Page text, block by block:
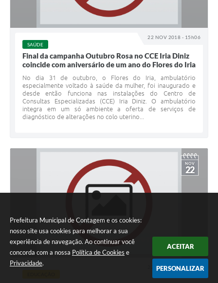
Prefeitura Municipal de Contagem e os cookies:
nosso site usa cookies para melhorar a sua
experiência de navegação. Ao continuar você
concorda com a nossa Política de Cookies e
Privacidade.
ACEITAR
PERSONALIZAR
22 NOV 2018 - 15h06
SAÚDE
Final da campanha Outubro Rosa no CCE Iria Diniz
coincide com aniversário de um ano do Flores do Iria
No dia 31 de outubro, o Flores do Iria, ambulatório
especialmente voltado à saúde da mulher, foi inaugurado e
desde então funciona nas instalações do Centro de
Consultas Especializadas (CCE) Iria Diniz. O ambulatório
integra em um só ambiente a oferta de serviços de
diagnóstico de alterações no colo uterino...
22 NOV 2018 - 14h40
NOV
22